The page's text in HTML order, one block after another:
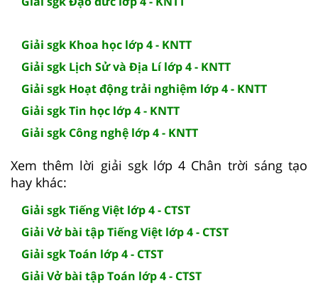
Giải sgk Khoa học lớp 4 - KNTT
Giải sgk Lịch Sử và Địa Lí lớp 4 - KNTT
Giải sgk Hoạt động trải nghiệm lớp 4 - KNTT
Giải sgk Tin học lớp 4 - KNTT
Giải sgk Công nghệ lớp 4 - KNTT
Xem thêm lời giải sgk lớp 4 Chân trời sáng tạo
hay khác:
Giải sgk Tiếng Việt lớp 4 - CTST
Giải Vở bài tập Tiếng Việt lớp 4 - CTST
Giải sgk Toán lớp 4 - CTST
Giải Vở bài tập Toán lớp 4 - CTST